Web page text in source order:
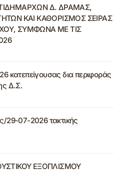
Δ. ΔΡΑΜΑΣ,
ΚΑΙ ΚΑΘΟΡΙΣΜΟΣ ΣΕΙΡΑΣ
ΣΥΜΦΩΝΑ ΜΕ ΤΙΣ
κατεπείγουσας δια περιφοράς
Δ.Σ.
29-07-2026 τακτικής
ΕΞΟΠΛΙΣΜΟΥ